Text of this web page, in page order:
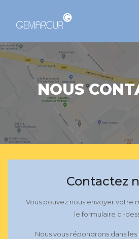
NOUS
Contactez
Vous pouvez nous envoyer votre
le formulaire ci-
Nous vous répondrons dans les